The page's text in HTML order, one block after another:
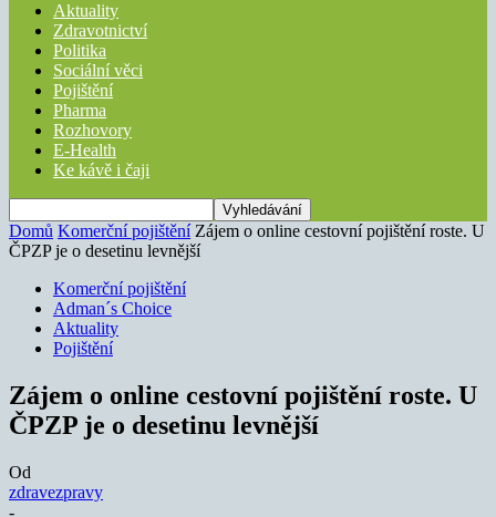
Aktuality
Zdravotnictví
Politika
Sociální věci
Pojištění
Pharma
Rozhovory
E-Health
Ke kávě i čaji
Domů Komerční pojištění Zájem o online cestovní pojištění roste. U
ČPZP je o desetinu levnější
Komerční pojištění
Adman´s Choice
Aktuality
Pojištění
Zájem o online cestovní pojištění roste. U
ČPZP je o desetinu levnější
Od
zdravezpravy
-